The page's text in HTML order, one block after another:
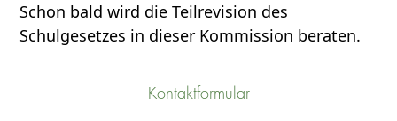
Schon bald wird die Teilrevision des
Schulgesetzes in dieser Kommission beraten.
Kontaktformular